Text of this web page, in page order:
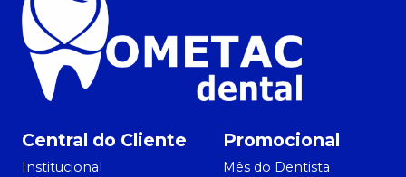
Central do Cliente
Institucional
Promocional
Mês do Dentista